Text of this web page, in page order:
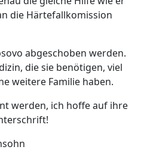
die Härtefallkomission
abgeschoben werden.
die sie benötigen, viel
weitere Familie haben.
werden, ich hoffe auf ihre